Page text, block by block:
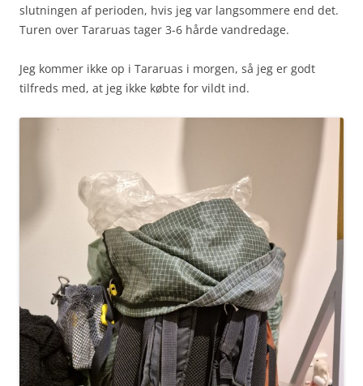
slutningen af perioden, hvis jeg var langsommere end det.
Turen over Tararuas tager 3-6 hårde vandredage.
Jeg kommer ikke op i Tararuas i morgen, så jeg er godt
tilfreds med, at jeg ikke købte for vildt ind.